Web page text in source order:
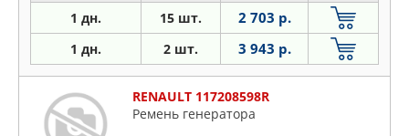
1 дн. 15 шт. 2 703 р.
1 дн. 2 шт. 3 943 р.
RENAULT 117208598R
Ремень генератора